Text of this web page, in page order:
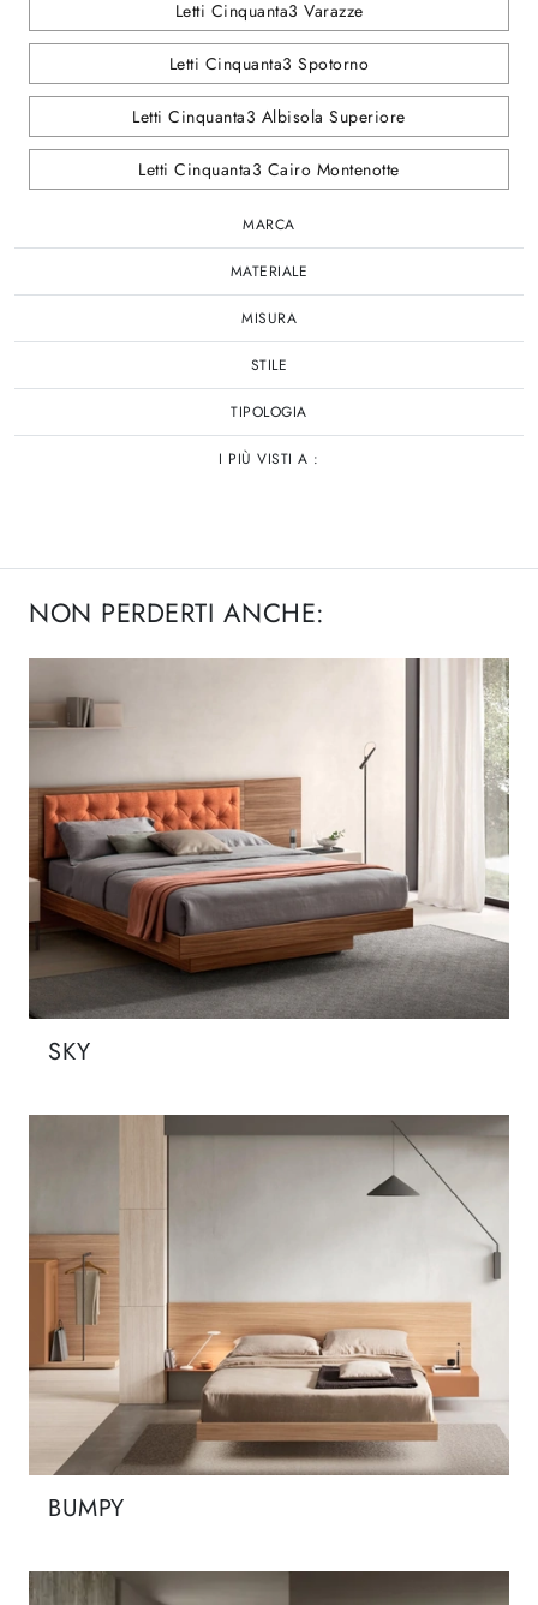
Letti Cinquanta3 Varazze
Letti Cinquanta3 Spotorno
Letti Cinquanta3 Albisola Superiore
Letti Cinquanta3 Cairo Montenotte
MARCA
MATERIALE
MISURA
STILE
TIPOLOGIA
I PIÙ VISTI A :
NON PERDERTI ANCHE:
SKY
BUMPY